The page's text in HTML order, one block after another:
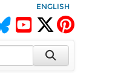
ENGLISH